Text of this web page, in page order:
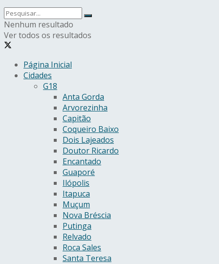
Nenhum resultado
Ver todos os resultados
Página Inicial
Cidades
G18
Anta Gorda
Arvorezinha
Capitão
Coqueiro Baixo
Dois Lajeados
Doutor Ricardo
Encantado
Guaporé
Ilópolis
Itapuca
Muçum
Nova Bréscia
Putinga
Relvado
Roca Sales
Santa Teresa